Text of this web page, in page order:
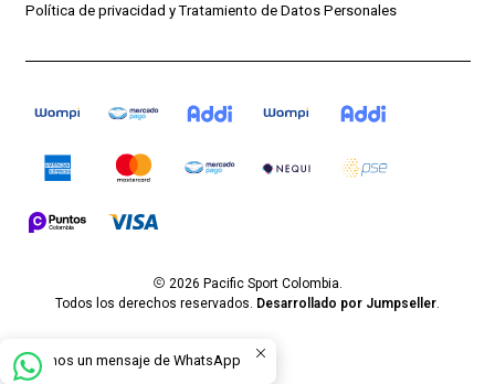
Política de privacidad y Tratamiento de Datos Personales
2026 Pacific Sport Colombia.
Todos los derechos reservados. Desarrollado por Jumpseller.
Envíanos un mensaje de WhatsApp